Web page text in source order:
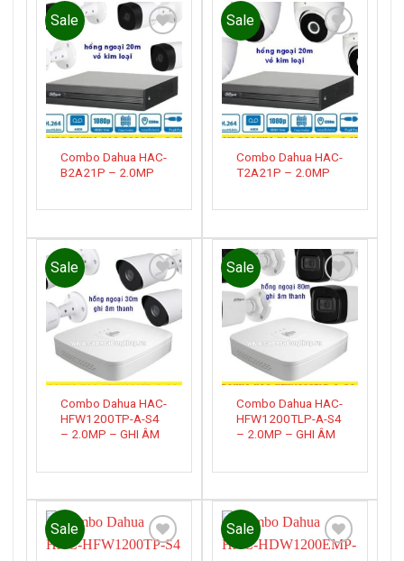
Sale
Add to
wishlist
Combo Dahua HAC-
B2A21P – 2.0MP
Sale
Add to
wishlist
Combo Dahua HAC-
T2A21P – 2.0MP
Sale
Add to
wishlist
Combo Dahua HAC-
HFW1200TP-A-S4
– 2.0MP – GHI ÂM
Sale
Add to
wishlist
Combo Dahua HAC-
HFW1200TLP-A-S4
– 2.0MP – GHI ÂM
Sale Sale